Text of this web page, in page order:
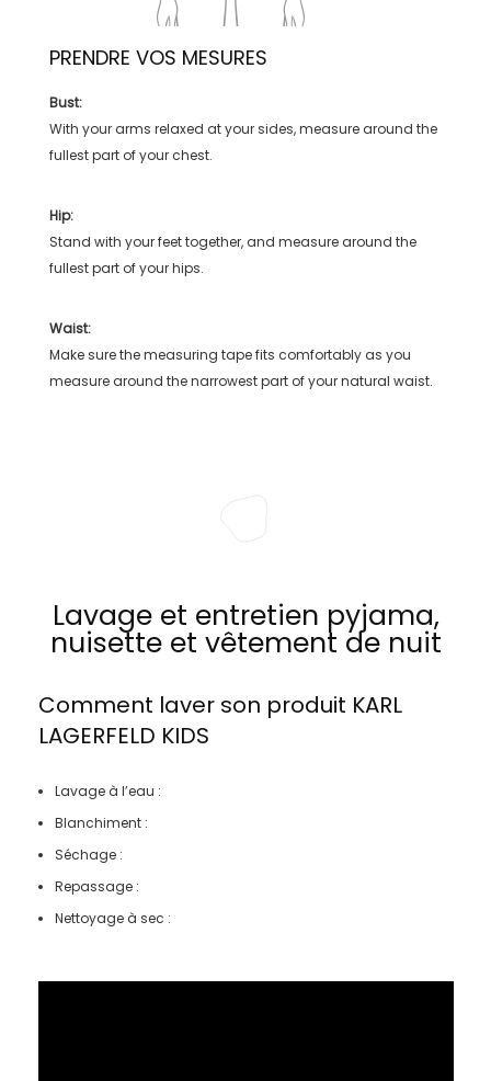
PRENDRE VOS MESURES
Bust:
With your arms relaxed at your sides, measure around the
fullest part of your chest.
Hip:
Stand with your feet together, and measure around the
fullest part of your hips.
Waist:
Make sure the measuring tape fits comfortably as you
measure around the narrowest part of your natural waist.
Lavage et entretien pyjama,
nuisette et vêtement de nuit
Comment laver son produit KARL
LAGERFELD KIDS
Lavage à l’eau :
Blanchiment :
Séchage :
Repassage :
Nettoyage à sec :